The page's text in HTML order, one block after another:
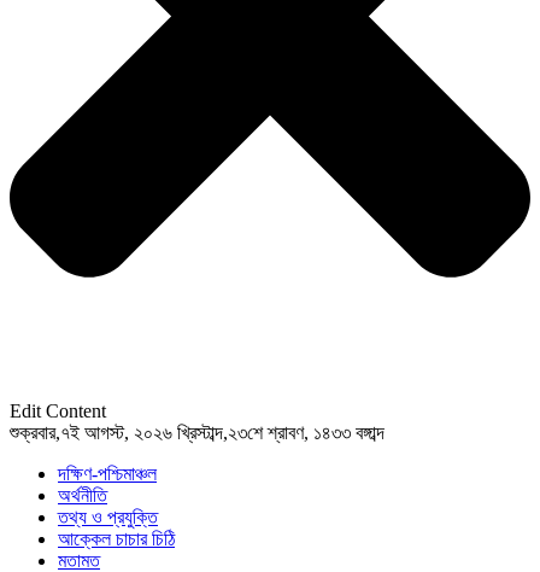
Edit Content
শুক্রবার,৭ই আগস্ট, ২০২৬ খ্রিস্টাব্দ,২৩শে শ্রাবণ, ১৪৩৩ বঙ্গাব্দ
দক্ষিণ-পশ্চিমাঞ্চল
অর্থনীতি
তথ্য ও প্রযুক্তি
আক্কেল চাচার চিঠি
মতামত